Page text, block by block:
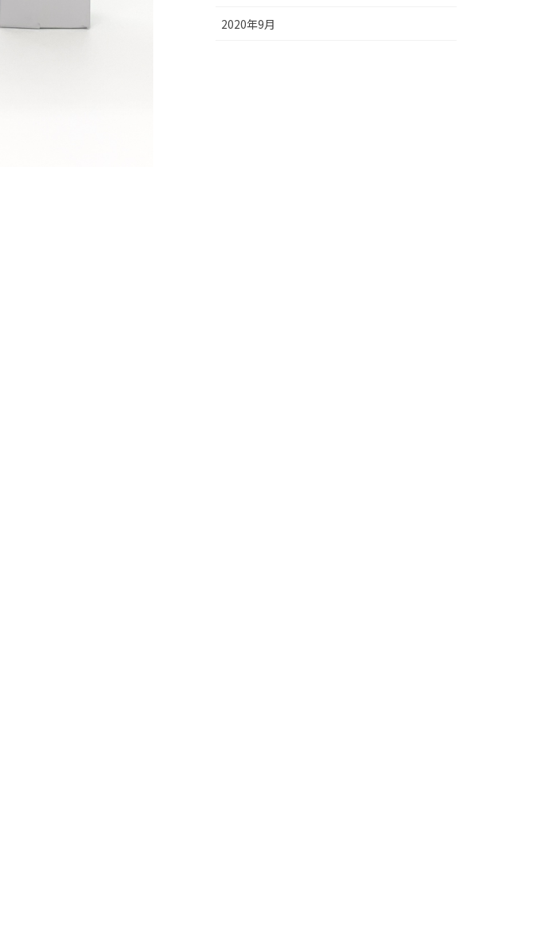
2020年9月